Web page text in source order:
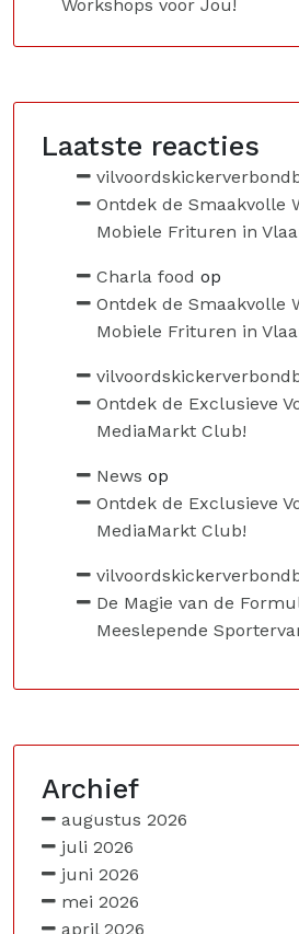
Workshops voor Jou!
Laatste reacties
Ontdek de Smaakvolle
Mobiele Frituren in
Charla food op
Ontdek de Smaakvolle
Mobiele Frituren in
Ontdek de Exclusieve
MediaMarkt Club!
News op
Ontdek de Exclusieve
MediaMarkt Club!
De Magie van de
Meeslepende
Archief
augustus 2026
juli 2026
juni 2026
mei 2026
april 2026